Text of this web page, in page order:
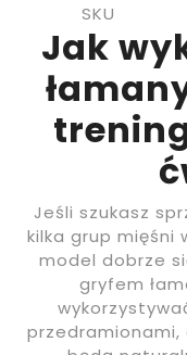
SKU
Jak
Jeśli szukasz
kilka grup mięśni
model dobrze
gryfem